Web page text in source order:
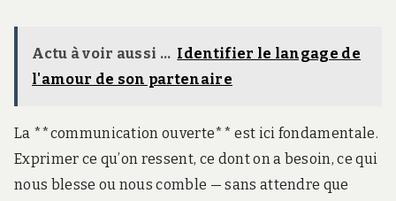
Actu à voir aussi ... Identifier le langage de
l'amour de son partenaire
La **communication ouverte** est ici fondamentale.
Exprimer ce qu’on ressent, ce dont on a besoin, ce qui
nous blesse ou nous comble — sans attendre que